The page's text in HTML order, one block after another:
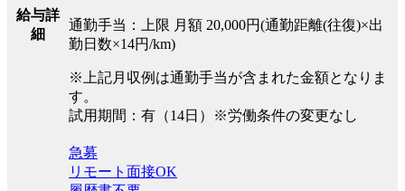
給与詳
細
通勤手当：上限 月額 20,000円(通勤距離(往復)×出
勤日数×14円/km)
※上記月収例は通勤手当が含まれた金額となりま
す。
試用期間：有（14日）※労働条件の変更なし
急募
リモート面接OK